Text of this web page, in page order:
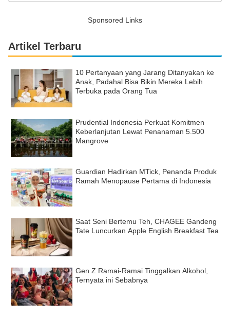
Sponsored Links
Artikel Terbaru
10 Pertanyaan yang Jarang Ditanyakan ke
Anak, Padahal Bisa Bikin Mereka Lebih
Terbuka pada Orang Tua
Prudential Indonesia Perkuat Komitmen
Keberlanjutan Lewat Penanaman 5.500
Mangrove
Guardian Hadirkan MTick, Penanda Produk
Ramah Menopause Pertama di Indonesia
Saat Seni Bertemu Teh, CHAGEE Gandeng
Tate Luncurkan Apple English Breakfast Tea
Gen Z Ramai-Ramai Tinggalkan Alkohol,
Ternyata ini Sebabnya